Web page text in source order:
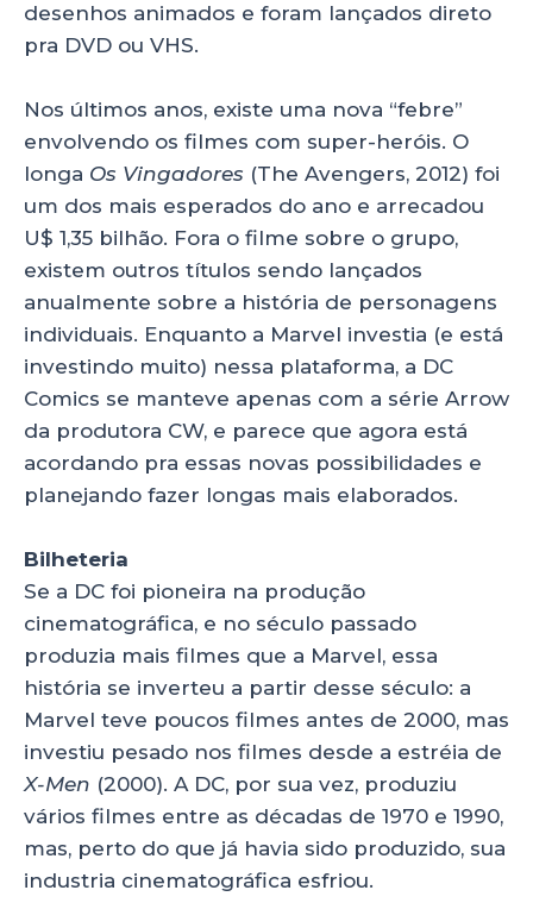
desenhos animados e foram lançados direto
pra DVD ou VHS.
Nos últimos anos, existe uma nova “febre”
envolvendo os filmes com super-heróis. O
longa Os Vingadores (The Avengers, 2012) foi
um dos mais esperados do ano e arrecadou
U$ 1,35 bilhão. Fora o filme sobre o grupo,
existem outros títulos sendo lançados
anualmente sobre a história de personagens
individuais. Enquanto a Marvel investia (e está
investindo muito) nessa plataforma, a DC
Comics se manteve apenas com a série Arrow
da produtora CW, e parece que agora está
acordando pra essas novas possibilidades e
planejando fazer longas mais elaborados.
Bilheteria
Se a DC foi pioneira na produção
cinematográfica, e no século passado
produzia mais filmes que a Marvel, essa
história se inverteu a partir desse século: a
Marvel teve poucos filmes antes de 2000, mas
investiu pesado nos filmes desde a estréia de
X-Men (2000). A DC, por sua vez, produziu
vários filmes entre as décadas de 1970 e 1990,
mas, perto do que já havia sido produzido, sua
industria cinematográfica esfriou.